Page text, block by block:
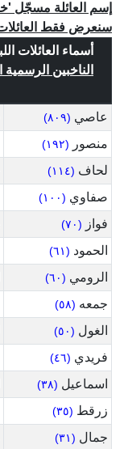
سنعرض فقط العائلات
أسماء العائلات اللبنانية - ٦٨٠ إسم
الناخبين
عاصي (٨٠٩)
منصور (١٩٢)
لحاف (١١٤)
صفاوي (١٠٠)
فواز (٧٠)
الحمود (٦١)
الرومي (٦٠)
جمعه (٥٨)
الغول (٥٠)
فريدي (٤٦)
اسماعيل (٣٨)
زرقط (٣٥)
جمال (٣١)